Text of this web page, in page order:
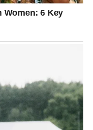
o sebi nije
ne znači gubitak
sreće.
Kada se iluzija o
ostaje prostor za